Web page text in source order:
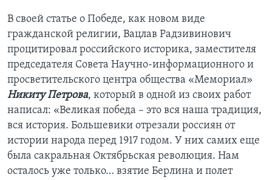
В своей статье о Победе, как новом виде
гражданской религии, Вацлав Радзивинович
процитировал российского историка, заместителя
председателя Совета Научно-информационного и
просветительского центра общества «Мемориал»
Никиту Петрова, который в одной из своих работ
написал: «Великая победа – это вся наша традиция,
вся история. Большевики отрезали россиян от
истории народа перед 1917 годом. У них самих еще
была сакральная Октябрьская революция. Нам
осталось уже только… взятие Берлина и полет